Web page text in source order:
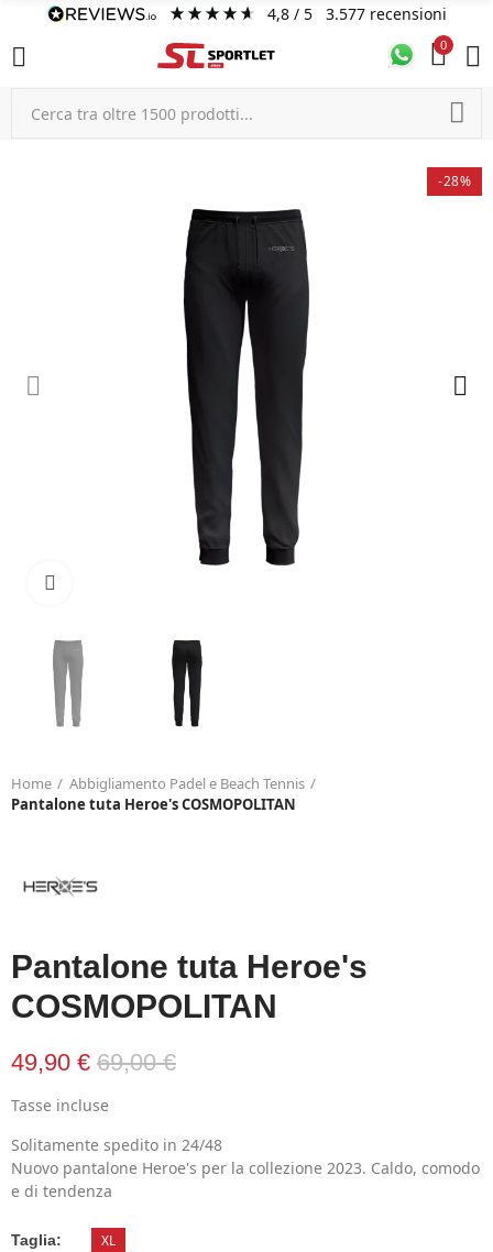
4,8/ 5 3.577 recensioni
0
-28%
Home
Abbigliamento Padel e Beach Tennis
Pantalone tuta Heroe's COSMOPOLITAN
Pantalone tuta Heroe's
COSMOPOLITAN
49,90 € 69,00 €
Tasse incluse
Solitamente spedito in 24/48
Nuovo pantalone Heroe's per la collezione 2023. Caldo, comodo
e di tendenza
Taglia XL